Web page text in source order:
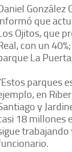
González
que
Ojitos, que
con un
La
parques
en
y
18 millones
trabajando